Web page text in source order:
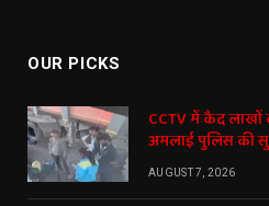
OUR PICKS
CCTV में कैद लाखों
अमलाई पुलिस की
AUGUST 7, 2026